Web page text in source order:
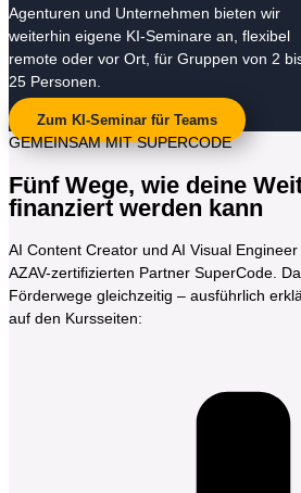
Agenturen und Unternehmen bieten wir
weiterhin eigene KI-Seminare an, flexibel
remote oder vor Ort, für Gruppen von 2
25 Personen.
Zum KI-Seminar für Teams
GEMEINSAM MIT SUPERCODE
Fünf Wege, wie deine
finanziert werden kann
AI Content Creator und AI Visual
AZAV-zertifizierten Partner SuperCode.
Förderwege gleichzeitig – ausführlich
auf den Kursseiten: